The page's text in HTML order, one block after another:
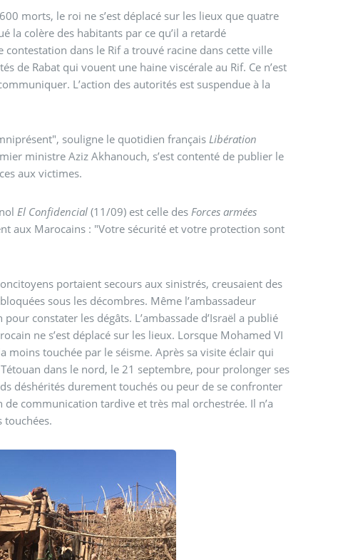
morts, le roi ne s’est déplacé sur les lieux que quatre
la colère des habitants par ce qu’il a retardé
contestation dans le Rif a trouvé racine dans cette ville
de Rabat qui vouent une haine viscérale au Rif. Ce n’est
L’action des autorités est suspendue à la
souligne le quotidien françaisLibération
aux victimes.
El Confidencial(11/09) est celle des Forces armées
aux Marocains : "Votre sécurité et votre protection sont
portaient secours aux sinistrés, creusaient des
sous les décombres. Même l’ambassadeur
constater les dégâts. L’ambassade d’Israël a publié
ne s’est déplacé sur les lieux. Lorsque Mohamed VI
moins touchée par le séisme. Après sa visite éclair qui
dans le nord, le 21 septembre, pour prolonger ses
déshérités durement touchés ou peur de se confronter
communication tardive et très mal orchestrée. Il n’a
touchées.